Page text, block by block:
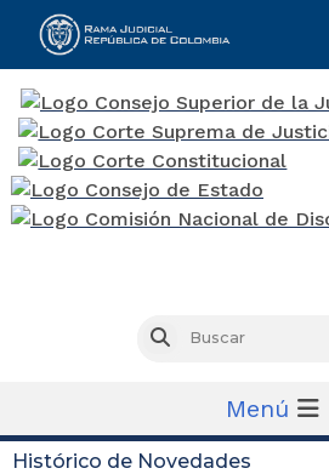
Buscar
Menú
Histórico de Novedades